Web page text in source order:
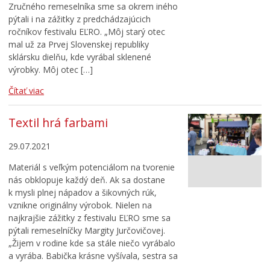
Zručného remeselníka sme sa okrem iného
pýtali i na zážitky z predchádzajúcich
ročníkov festivalu EĽRO. „Môj starý otec
mal už za Prvej Slovenskej republiky
sklársku dielňu, kde vyrábal sklenené
výrobky. Môj otec […]
Čítať viac
Textil hrá farbami
29.07.2021
Materiál s veľkým potenciálom na tvorenie
nás obklopuje každý deň. Ak sa dostane
k mysli plnej nápadov a šikovných rúk,
vznikne originálny výrobok. Nielen na
najkrajšie zážitky z festivalu EĽRO sme sa
pýtali remeselníčky Margity Jurčovičovej.
„Žijem v rodine kde sa stále niečo vyrábalo
a vyrába. Babička krásne vyšívala, sestra sa